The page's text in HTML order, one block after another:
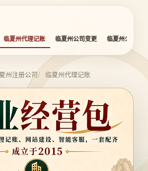
临夏州代理记账 临夏州公司变更 临夏州公司注销
州注册公司 临夏州代理记账